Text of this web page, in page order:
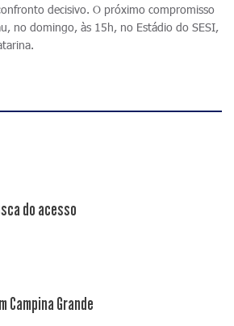
decisivo. O próximo compromisso
no domingo, às 15h, no Estádio do SESI,
do acesso
Campina Grande